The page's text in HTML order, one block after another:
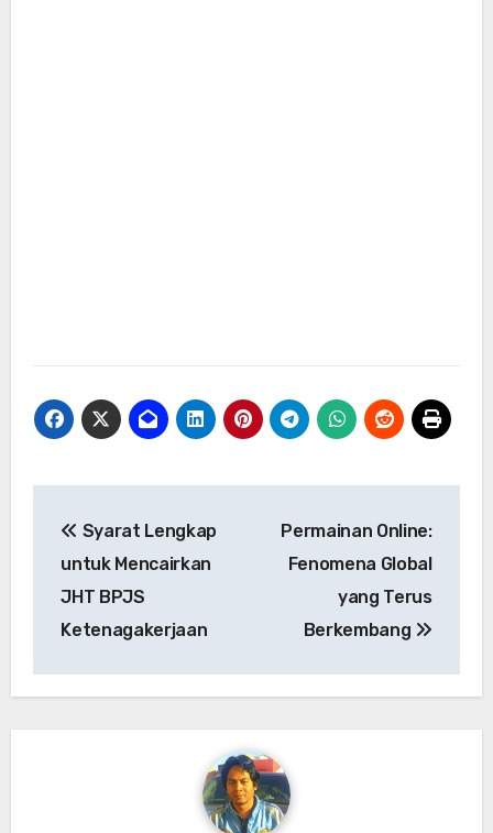
pos
Syarat Lengkap
untuk Mencairkan
JHT BPJS
Ketenagakerjaan
Permainan Online:
Fenomena Global
yang Terus
Berkembang